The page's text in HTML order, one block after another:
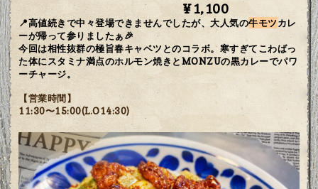
¥1,100
📍高値続きで中々登場できませんでしたが、大人気の牛モツカレ
ーが帰って参りましたぁ🎉
今回は相性抜群の極旨春キャベツとのコラボ。寒すぎてこわばっ
た体にスタミナ満点のホルモン焼きとMONZUの黒カレーでパワ
ーチャージ。
【営業時間】
11:30〜15:00(L.O14:30)